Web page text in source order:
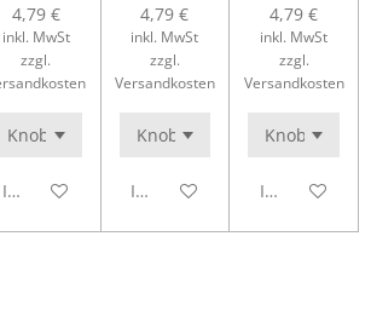
4,79 €
inkl. MwSt
zzgl.
In den Warenkorb
4,79 €
inkl. MwSt
zzgl.
Versandkosten
In den Warenkorb
4,79 €
inkl. MwSt
zzgl.
Versandkosten
In den